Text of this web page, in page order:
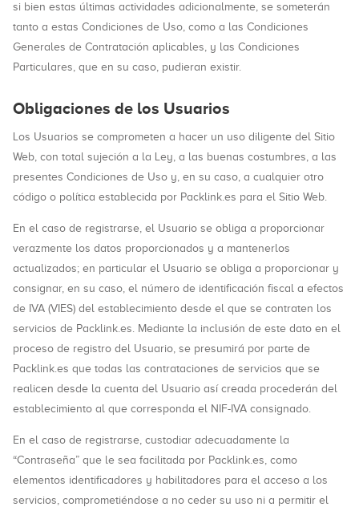
si bien estas últimas actividades adicionalmente, se someterán
tanto a estas Condiciones de Uso, como a las Condiciones
Generales de Contratación aplicables, y las Condiciones
Particulares, que en su caso, pudieran existir.
Obligaciones de los Usuarios
Los Usuarios se comprometen a hacer un uso diligente del Sitio
Web, con total sujeción a la Ley, a las buenas costumbres, a las
presentes Condiciones de Uso y, en su caso, a cualquier otro
código o política establecida por Packlink.es para el Sitio Web.
En el caso de registrarse, el Usuario se obliga a proporcionar
verazmente los datos proporcionados y a mantenerlos
actualizados; en particular el Usuario se obliga a proporcionar y
consignar, en su caso, el número de identificación fiscal a efectos
de IVA (VIES) del establecimiento desde el que se contraten los
servicios de Packlink.es. Mediante la inclusión de este dato en el
proceso de registro del Usuario, se presumirá por parte de
Packlink.es que todas las contrataciones de servicios que se
realicen desde la cuenta del Usuario así creada procederán del
establecimiento al que corresponda el NIF-IVA consignado.
En el caso de registrarse, custodiar adecuadamente la
“Contraseña” que le sea facilitada por Packlink.es, como
elementos identificadores y habilitadores para el acceso a los
servicios, comprometiéndose a no ceder su uso ni a permitir el